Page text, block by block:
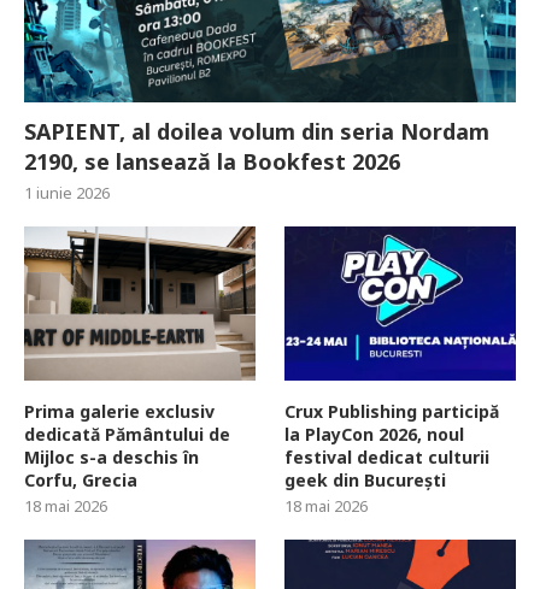
SAPIENT, al doilea volum din seria Nordam
2190, se lansează la Bookfest 2026
1 iunie 2026
Prima galerie exclusiv
dedicată Pământului de
Mijloc s-a deschis în
Corfu, Grecia
18 mai 2026
Crux Publishing participă
la PlayCon 2026, noul
festival dedicat culturii
geek din București
18 mai 2026